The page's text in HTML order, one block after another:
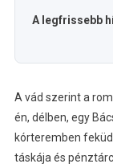
A legfrissebb
A vád szerint a
én, délben, egy
kórteremben
táskája és